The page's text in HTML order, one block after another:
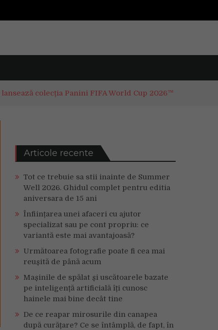
colecția Panini FIFA World Cup 2026™
Articole recente
Tot ce trebuie sa stii inainte de Summer
Well 2026. Ghidul complet pentru editia
aniversara de 15 ani
Înființarea unei afaceri cu ajutor
specializat sau pe cont propriu: ce
variantă este mai avantajoasă?
Următoarea fotografie poate fi cea mai
reușită de până acum
Mașinile de spălat și uscătoarele bazate
pe inteligență artificială îți cunosc
hainele mai bine decât tine
De ce reapar mirosurile din canapea
după curățare? Ce se întâmplă, de fapt, în